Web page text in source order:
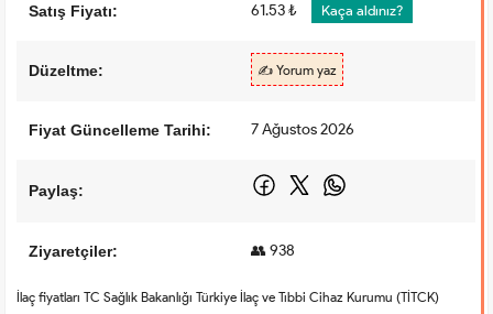
Satış Fiyatı: 61.53 ₺ Kaça aldınız?
Düzeltme: ✍️ Yorum yaz
Fiyat Güncelleme Tarihi: 7 Ağustos 2026
Paylaş:
Ziyaretçiler: 👥 938
İlaç fiyatları TC Sağlık Bakanlığı Türkiye İlaç ve Tıbbi Cihaz Kurumu (TİTCK)